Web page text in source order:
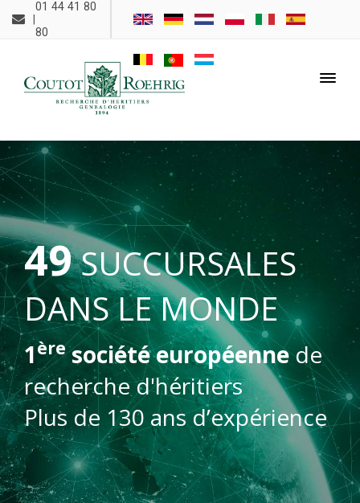
01 44 41 80
80
49SUCCURSALES
DANS LE MONDE
1èresociété européennede
recherche d'héritiers
Plus de 130 ans d’expérience